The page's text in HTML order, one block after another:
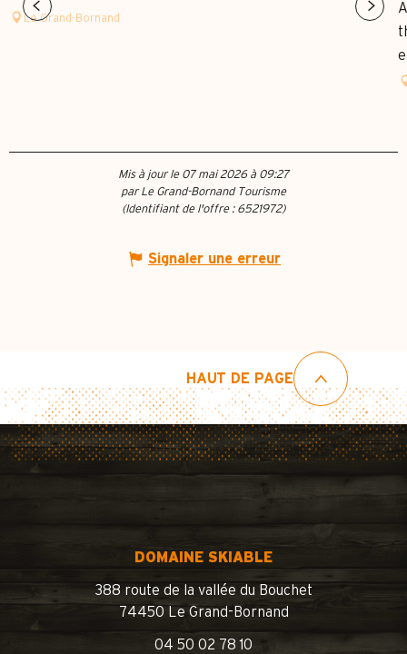
Le Grand-Bornand
Mis à jour le 07 mai 2026 à 09:27
par Le Grand-Bornand Tourisme
(Identifiant de l'offre : 6521972)
Signaler une erreur
HAUT DE PAGE
DOMAINE SKIABLE
388 route de la vallée du Bouchet
74450 Le Grand-Bornand
04 50 02 78 10